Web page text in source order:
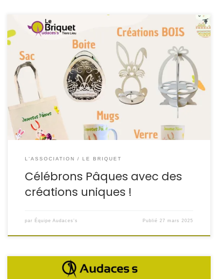
Venez découvrir nos magnifiques créations et goodies
spécialement conçus pour Pâques ! Ces pièces originales
seront exposées et mises en vente au Briquet, l’endroit
idéal pour trouver des trésors pour cette fête de
printemps. Infos pratiques : On vous attend avec
impatience pour partager la magie de Pâques avec vous
[…]
L'ASSOCIATION LE BRIQUET
Célébrons Pâques avec des
créations uniques !
par Équipe Audaces's Publié 27 mars 2025